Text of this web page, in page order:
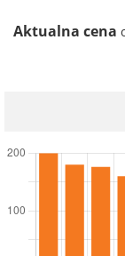
Aktualna cena